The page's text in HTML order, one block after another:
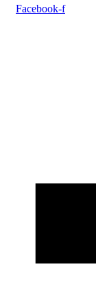
Facebook-f